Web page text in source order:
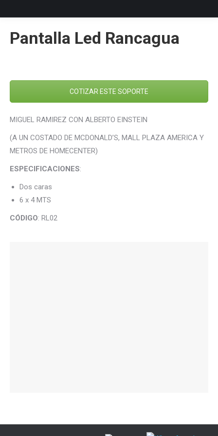
Pantalla Led Rancagua
COTIZAR ESTE SOPORTE
MIGUEL RAMIREZ CON ALBERTO EINSTEIN
(A UN COSTADO DE MCDONALD’S, MALL PLAZA AMERICA Y
METROS DE HOMECENTER)
ESPECIFICACIONES:
Dos caras
6 x 4 MTS
CÓDIGO: RL02